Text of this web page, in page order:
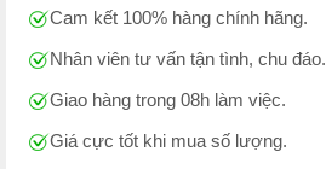
Cam kết 100% hàng chính hãng.
Nhân viên tư vấn tận tình, chu đáo.
Giao hàng trong 08h làm việc.
Giá cực tốt khi mua số lượng.